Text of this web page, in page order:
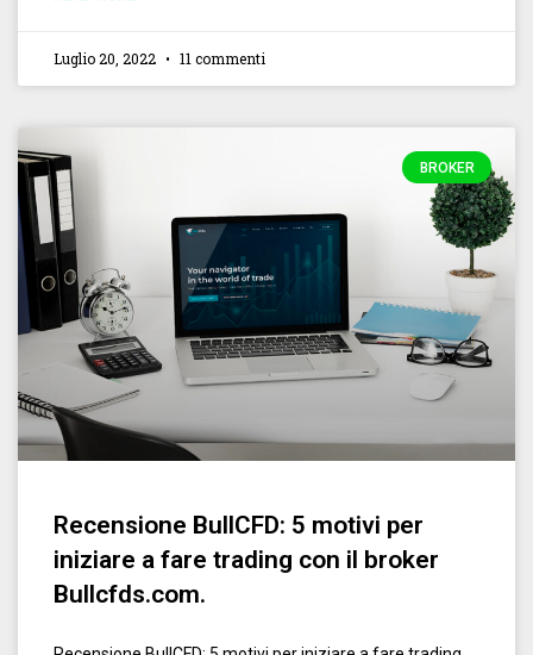
Luglio 20, 2022 11 commenti
BROKER
Recensione BullCFD: 5 motivi per
iniziare a fare trading con il broker
Bullcfds.com.